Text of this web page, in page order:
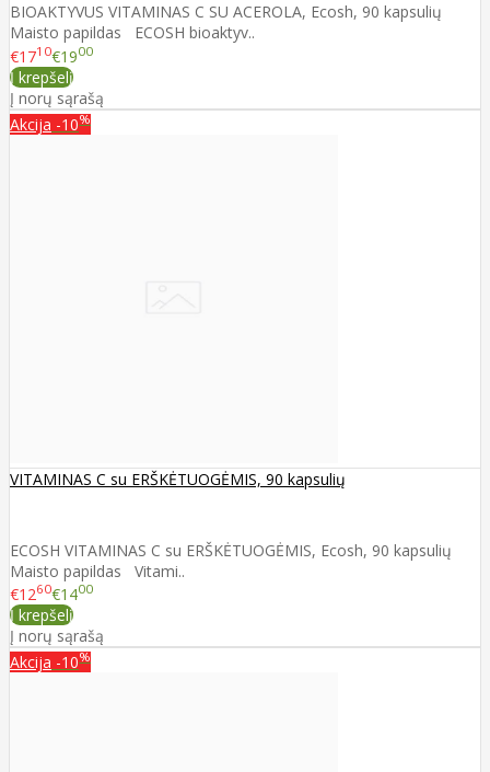
BIOAKTYVUS VITAMINAS C SU ACEROLA, Ecosh, 90 kapsulių
Maisto papildas ECOSH bioaktyv..
€1710€1900
Į krepšelį
Į norų sąrašą
Akcija -10%
VITAMINAS C su ERŠKĖTUOGĖMIS, 90 kapsulių
ECOSH VITAMINAS C su ERŠKĖTUOGĖMIS, Ecosh, 90 kapsulių
Maisto papildas Vitami..
€1260€1400
Į krepšelį
Į norų sąrašą
Akcija -10%